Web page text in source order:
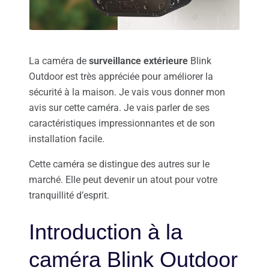
La caméra de surveillance extérieure Blink
Outdoor est très appréciée pour améliorer la
sécurité à la maison. Je vais vous donner mon
avis sur cette caméra. Je vais parler de ses
caractéristiques impressionnantes et de son
installation facile.
Cette caméra se distingue des autres sur le
marché. Elle peut devenir un atout pour votre
tranquillité d’esprit.
Introduction à la
caméra Blink Outdoor